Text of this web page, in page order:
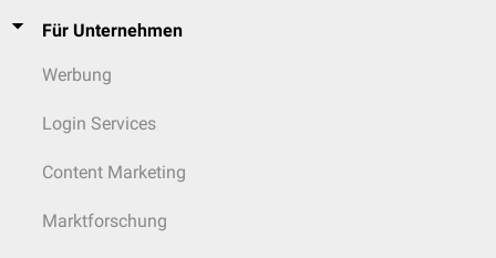
Für Unternehmen
Werbung
Login Services
Content Marketing
Marktforschung